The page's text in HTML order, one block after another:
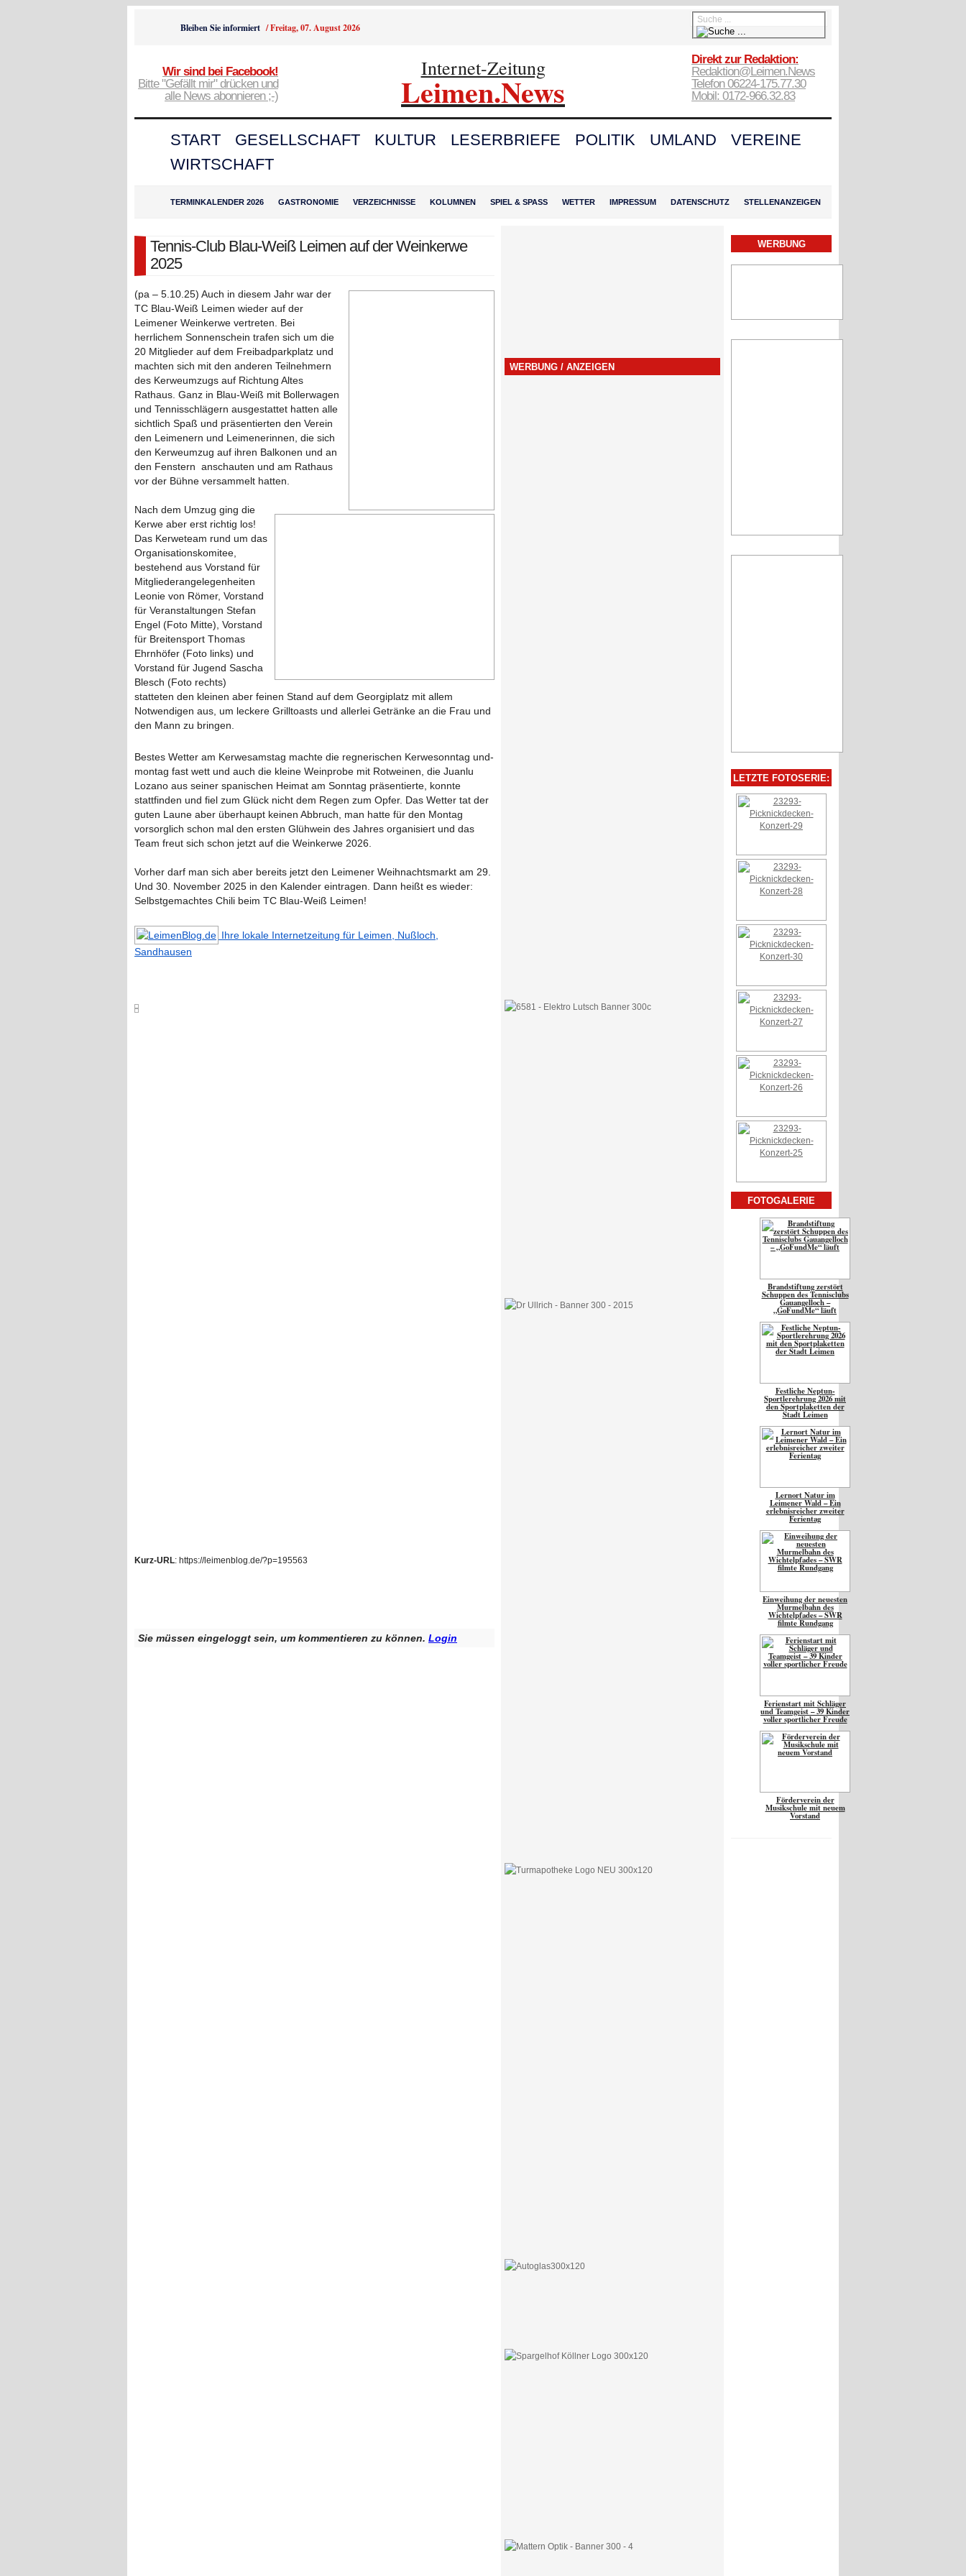
Bleiben Sie informiert /Freitag, 07. August 2026
Wir sind bei Facebook!
Bitte "Gefällt mir" drücken und
alle News abonnieren ;-)
Internet-Zeitung
Leimen.News
Direkt zur Redaktion:
Redaktion@Leimen.News
Telefon 06224-175.77.30
Mobil: 0172-966.32.83
START GESELLSCHAFT KULTUR LESERBRIEFE POLITIK UMLAND
VEREINE
WIRTSCHAFT
TERMINKALENDER 2026 GASTRONOMIE VERZEICHNISSE KOLUMNEN SPIEL & SPASS WETTER IMPRESSUM DATENSCHUTZ STELLENANZEIGEN
Tennis-Club Blau-Weiß Leimen auf der Weinkerwe
2025
(pa – 5.10.25) Auch in diesem Jahr war der
TC Blau-Weiß Leimen wieder auf der
Leimener Weinkerwe vertreten. Bei
herrlichem Sonnenschein trafen sich um die
20 Mitglieder auf dem Freibadparkplatz und
machten sich mit den anderen Teilnehmern
des Kerweumzugs auf Richtung Altes
Rathaus. Ganz in Blau-Weiß mit Bollerwagen
und Tennisschlägern ausgestattet hatten alle
sichtlich Spaß und präsentierten den Verein
den Leimenern und Leimenerinnen, die sich
den Kerweumzug auf ihren Balkonen und an
den Fenstern anschauten und am Rathaus
vor der Bühne versammelt hatten.
Nach dem Umzug ging die
Kerwe aber erst richtig los!
Das Kerweteam rund um das
Organisationskomitee,
bestehend aus Vorstand für
Mitgliederangelegenheiten
Leonie von Römer, Vorstand
für Veranstaltungen Stefan
Engel (Foto Mitte), Vorstand
für Breitensport Thomas
Ehrnhöfer (Foto links) und
Vorstand für Jugend Sascha
Blesch (Foto rechts)
statteten den kleinen aber feinen Stand auf dem Georgiplatz mit allem
Notwendigen aus, um leckere Grilltoasts und allerlei Getränke an die Frau und
den Mann zu bringen.
Bestes Wetter am Kerwesamstag machte die regnerischen Kerwesonntag und-
montag fast wett und auch die kleine Weinprobe mit Rotweinen, die Juanlu
Lozano aus seiner spanischen Heimat am Sonntag präsentierte, konnte
stattfinden und fiel zum Glück nicht dem Regen zum Opfer. Das Wetter tat der
guten Laune aber überhaupt keinen Abbruch, man hatte für den Montag
vorsorglich schon mal den ersten Glühwein des Jahres organisiert und das
Team freut sich schon jetzt auf die Weinkerwe 2026.
Vorher darf man sich aber bereits jetzt den Leimener Weihnachtsmarkt am 29.
Und 30. November 2025 in den Kalender eintragen. Dann heißt es wieder:
Selbstgemachtes Chili beim TC Blau-Weiß Leimen!
Ihre lokale Internetzeitung für Leimen, Nußloch,
Sandhausen
Kurz-URL: https://leimenblog.de/?p=195563
Sie müssen eingeloggt sein, um kommentieren zu können. Login
WERBUNG / ANZEIGEN
WERBUNG
LETZTE FOTOSERIE:
FOTOGALERIE
Brandstiftung zerstört
Schuppen des Tennisclubs
Gauangelloch –
„GoFundMe“ läuft
Festliche Neptun-
Sportlerehrung 2026 mit
den Sportplaketten der
Stadt Leimen
Lernort Natur im
Leimener Wald – Ein
erlebnisreicher zweiter
Ferientag
Einweihung der neuesten
Murmelbahn des
Wichtelpfades – SWR
filmte Rundgang
Ferienstart mit Schläger
und Teamgeist – 39 Kinder
voller sportlicher Freude
Förderverein der
Musikschule mit neuem
Vorstand